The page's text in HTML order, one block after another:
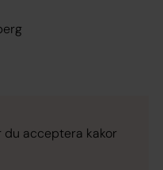
du acceptera kakor